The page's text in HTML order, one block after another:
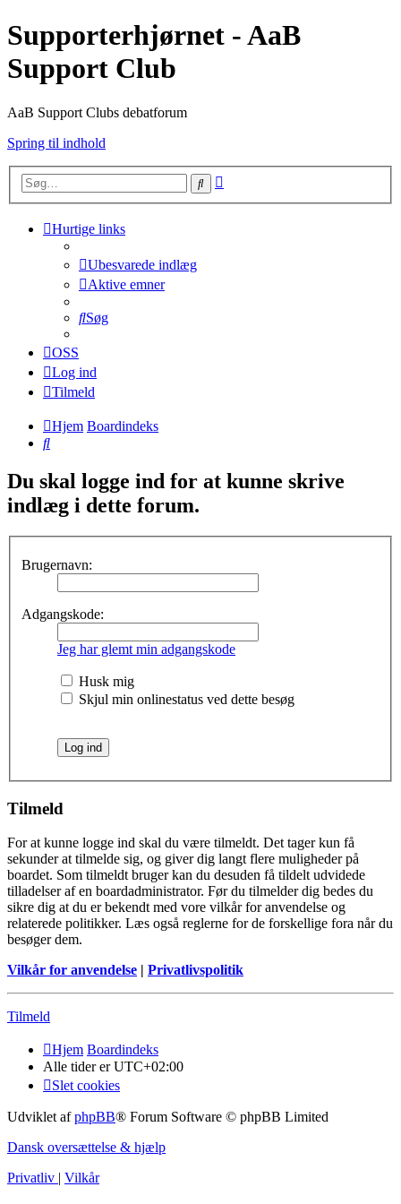
Supporterhjørnet - AaB
Support Club
AaB Support Clubs debatforum
Spring til indhold
Søg
Hurtige links
Ubesvarede indlæg
Aktive emner
Søg
OSS
Log ind
Tilmeld
Hjem Boardindeks
Søg
Du skal logge ind for at kunne skrive
indlæg i dette forum.
Brugernavn:
Adgangskode:
Jeg har glemt min adgangskode
Husk mig
Skjul min onlinestatus ved dette besøg
Tilmeld
For at kunne logge ind skal du være tilmeldt. Det tager kun få
sekunder at tilmelde sig, og giver dig langt flere muligheder på
boardet. Som tilmeldt bruger kan du desuden få tildelt udvidede
tilladelser af en boardadministrator. Før du tilmelder dig bedes du
sikre dig at du er bekendt med vore vilkår for anvendelse og
relaterede politikker. Læs også reglerne for de forskellige fora når du
besøger dem.
Vilkår for anvendelse | Privatlivspolitik
Tilmeld
Hjem Boardindeks
Alle tider erUTC+02:00
Slet cookies
Udviklet afphpBB® Forum Software © phpBB Limited
Dansk oversættelse & hjælp
Privatliv | Vilkår